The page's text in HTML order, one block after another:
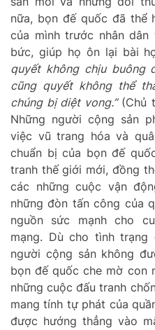
nữa, bọn đế quốc đã thể
của mình trước nhân
bức, giúp họ ôn lại bài
quyết không chịu buông
cũng quyết không thể
chúng bị diệt vong.”(Chủ
Những người cộng sản
việc vũ trang hóa và
chuẩn bị của bọn đế
tranh thế giới mới, đồng
các những cuộc vận
những đòn tấn công của
nguồn sức mạnh cho
mạng. Dù cho tình
người cộng sản không
bọn đế quốc che mờ con
những cuộc đấu tranh
mang tính tự phát của
được hướng thẳng vào